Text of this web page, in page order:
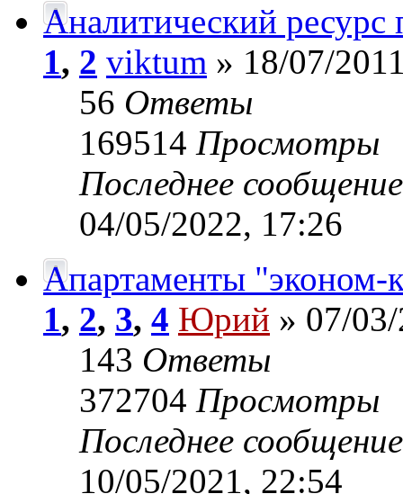
Аналитический
1, 2 viktum » 18/07/
56 Ответы
169514 Просмотры
Последнее
04/05/2022, 17:26
Апартаменты "эконом-
1, 2, 3, 4 Юрий » 07/
143 Ответы
372704 Просмотры
Последнее
10/05/2021, 22:54